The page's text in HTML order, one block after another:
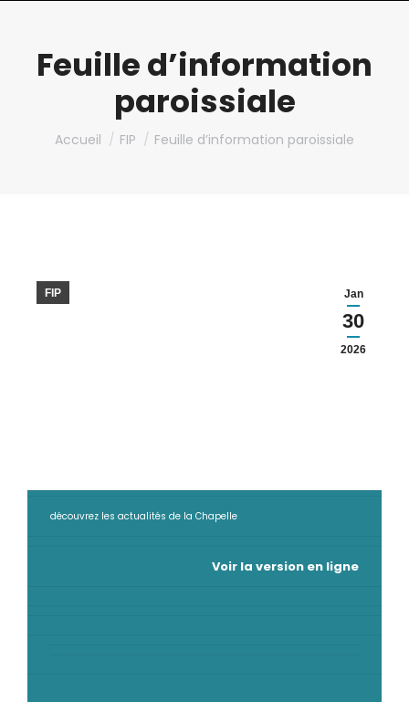
Feuille d’information
paroissiale
Vous êtes ici :
Accueil FIP Feuille d’information paroissiale
Jan
30
2026
FIP
découvrez les actualités de la Chapelle
Voir la version en ligne